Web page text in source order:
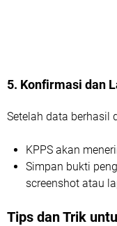
5. Konfirmasi dan
Setelah data berhasil
KPPS akan
Simpan bukti
screenshot atau
Tips dan Trik